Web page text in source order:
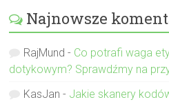
Najnowsze
RajMund - Co potrafi waga
dotykowym? Sprawdźmy na
KasJan - Jakie skanery